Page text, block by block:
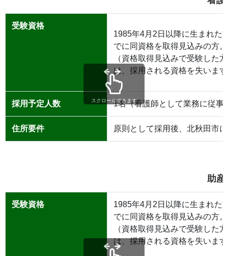
受験資格
1985年4月2日以降に生まれた
でに同資格を取得見込みの方。
（資格取得見込みで受験した
は、採用される資格を失いま
採用予定人数 1名（看護師として業務に従事
住所要件 原則として採用後、北秋田市
スクロールできます
助産
受験資格
1985年4月2日以降に生まれた
でに同資格を取得見込みの方。
（資格取得見込みで受験した
は、採用される資格を失いま